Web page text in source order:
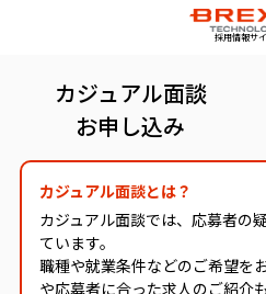
採用情報サ
カジュアル面談
お申し込み
カジュアル面談とは？
カジュアル面談では、応募者の
ています。
職種や就業条件などのご希望を
や応募者に合った求人のご紹介